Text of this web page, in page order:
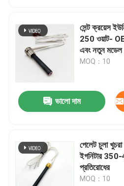
সেন্ট ক্রয়েস
250 ওয়াট-
এবং নতুন মডেল
MOQ：10
ভালো দাম
পেলেট চুলা খুচরা
ইগনিটার 350-
প্রতিরোধের
MOQ：10